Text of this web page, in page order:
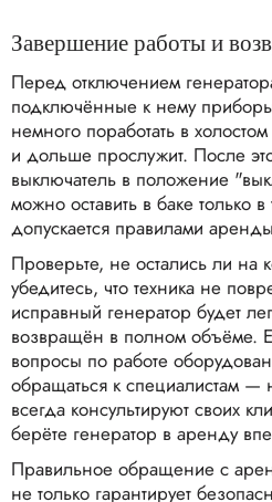
Завершение работы и
Перед отключением
подключённые к нему
немного поработать в
и дольше прослужит. После
выключатель в положение
можно оставить в баке только
допускается правилами
Проверьте, не остались ли на
убедитесь, что техника не
исправный генератор будет
возвращён в полном объёме.
вопросы по работе
обращаться к специалистам
всегда консультируют своих
берёте генератор в аренду
Правильное обращение с
не только гарантирует